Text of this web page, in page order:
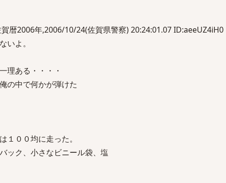
暦2006年,2006/10/24(佐賀県警察) 20:24:01.07 ID:aeeUZ4iH0
いよ。
理ある・・・・
の中で何かが弾けた
１００均に走った。
ック、小さなビニール袋、塩